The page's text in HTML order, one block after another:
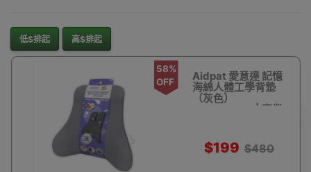
低$排起 高$排起
58%
OFF
Aidpat 愛意達 記憶
海綿人體工學背墊
（灰色）
MSVM9238 | 專業
$199 $480